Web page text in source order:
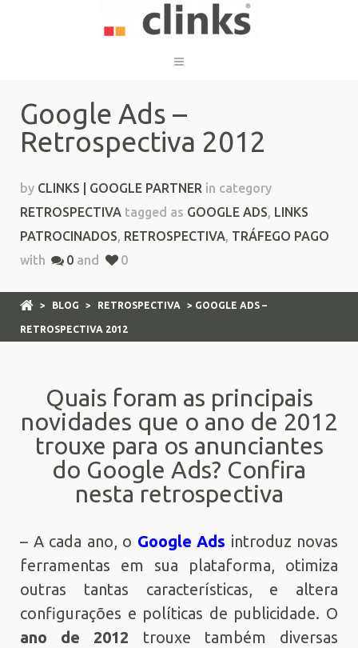
Google Ads –
Retrospectiva 2012
by CLINKS | GOOGLE PARTNER in category
RETROSPECTIVA tagged as GOOGLE ADS, LINKS
PATROCINADOS, RETROSPECTIVA, TRÁFEGO PAGO
with
0 and 0
> BLOG > RETROSPECTIVA > GOOGLE ADS –
RETROSPECTIVA 2012
Quais foram as principais
novidades que o ano de 2012
trouxe para os anunciantes
do Google Ads? Confira
nesta retrospectiva
– A cada ano, o Google Ads introduz novas
ferramentas em sua plataforma, otimiza
outras tantas características, e altera
configurações e políticas de publicidade. O
ano de 2012 trouxe também diversas